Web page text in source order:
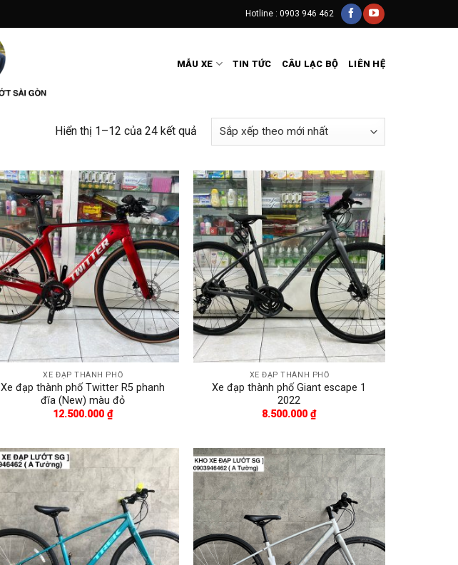
Hotline : 0903 946 462
MẪU XE TIN TỨC CÂU LẠC BỘ LIÊN HỆ
Hiển thị 1–12 của 24 kết quả
XE ĐẠP THÀNH PHỐ
Xe đạp thành phố Twitter R5 phanh
đĩa (New) màu đỏ
12.500.000₫
XE ĐẠP THÀNH PHỐ
Xe đạp thành phố Giant escape 1
2022
8.500.000₫